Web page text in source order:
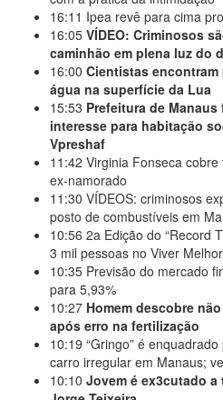
16:11 Ipea revê para cima
16:05 VÍDEO: Criminosos
caminhão em plena luz do
16:00 Cientistas
água na superfície da Lua
15:53 Prefeitura de
interesse para habitação
Vpreshaf
11:42 Virginia Fonseca
ex-namorado
11:30 VÍDEOS: criminosos
posto de combustíveis em
10:56 2a Edição do “Record
3 mil pessoas no Viver Melhor
10:35 Previsão do mercado
para 5,93%
10:27 Homem descobre
após erro na fertilização
10:19 “Gringo” é
carro irregular em Manaus;
10:10 Jovem é ex3cutado